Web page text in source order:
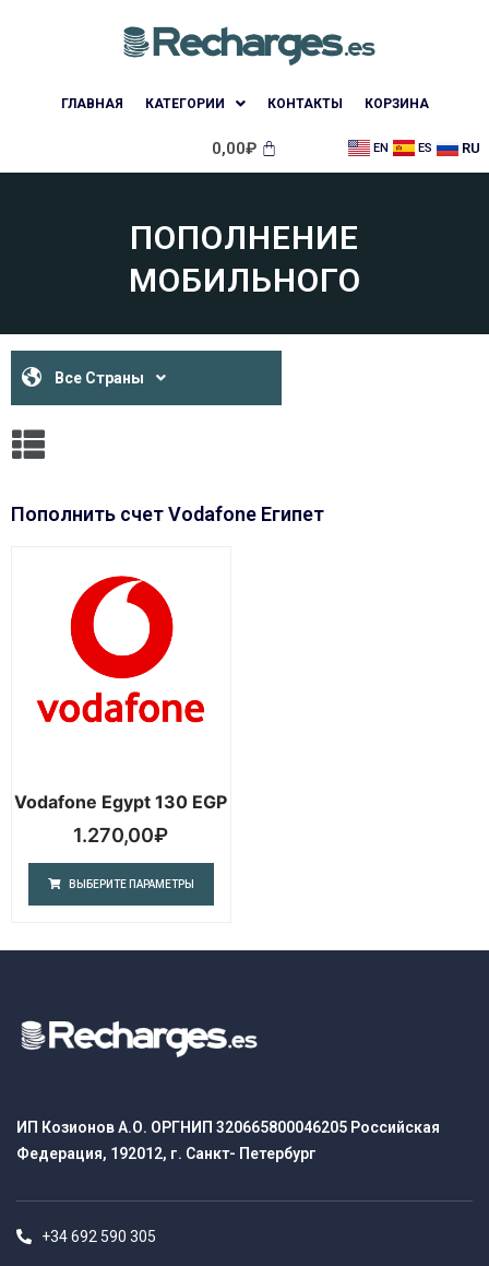
ГЛАВНАЯ КАТЕГОРИИ КОНТАКТЫ КОРЗИНА
0,00₽ EN ES RU
ПОПОЛНЕНИЕ
МОБИЛЬНОГО
Все Страны
Пополнить счет Vodafone Египет
Vodafone Egypt 130 EGP
1.270,00₽
ВЫБЕРИТЕ ПАРАМЕТРЫ
ИП Козионов А.О. ОРГНИП 320665800046205 Российская
Федерация, 192012, г. Санкт- Петербург
+34 692 590 305